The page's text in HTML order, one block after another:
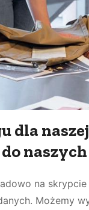
dla
na
Możemy